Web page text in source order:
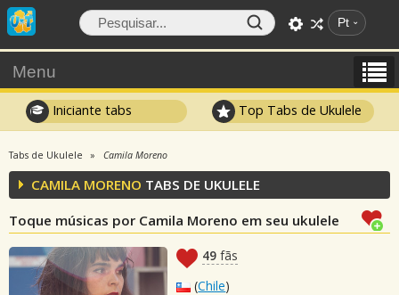
Pt
Menu
Iniciante tabs Top Tabs de Ukulele
Tabs de Ukulele Camila Moreno
CAMILA MORENO TABS DE UKULELE
Toque músicas por Camila Moreno em seu ukulele
49 fãs
(Chile)